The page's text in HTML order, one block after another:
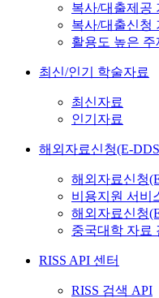
복사/대출제공
복사/대출신청
활용도 높은 주
최신/인기 학술자료
최신자료
인기자료
해외자료신청(E-
해외자료신청
비용지원 서비
해외자료신청
중국대학 자료
RISS API 센터
RISS 검색 API